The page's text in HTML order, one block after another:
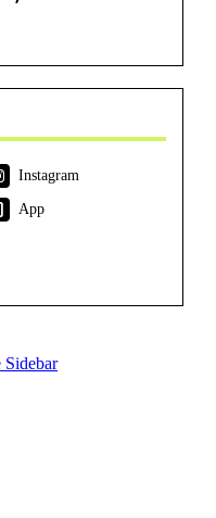
Instagram
App